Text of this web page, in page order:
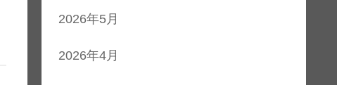
2026年5月
2026年4月